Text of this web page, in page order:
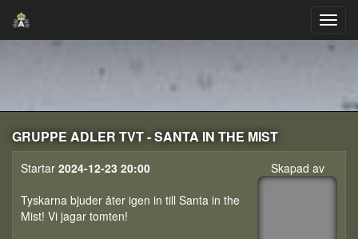
GRUPPE ADLER TVT - SANTA IN THE MIST
Skapad av
Startar 2024-12-23 20:00
Tyskarna bjuder åter igen in till Santa in the
Mist! Vi jagar tomten!